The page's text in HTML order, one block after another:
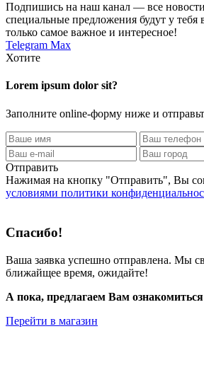
Подпишись на наш канал — все
специальные предложения будут у тебя
только самое важное и интересное!
Telegram Max
Хотите
Lorem ipsum dolor sit?
Заполните online-форму ниже и
Отправить
Нажимая на кнопку "Отправить", Вы
условиями политики
Спасибо!
Ваша заявка успешно отправлена. Мы
ближайщее время, ожидайте!
А пока, предлагаем Вам
Перейти в магазин